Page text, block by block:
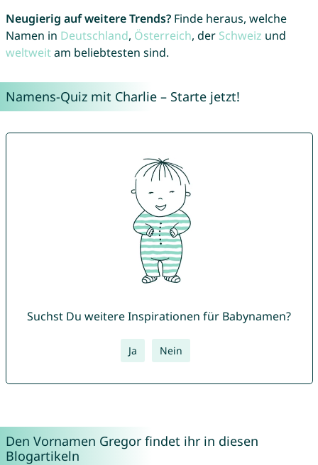
Neugierig auf weitere Trends?Finde heraus, welche
Namen in Deutschland, Österreich, der Schweiz und
weltweitam beliebtesten sind.
Namens-Quiz mit Charlie – Starte jetzt!
Suchst Du weitere Inspirationen für Babynamen?
Ja Nein
Den Vornamen Gregor findet ihr in diesen
Blogartikeln